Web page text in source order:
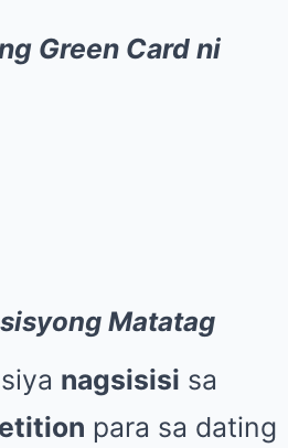
Green Card ni
Matatag
nagsisisi sa
para sa dating